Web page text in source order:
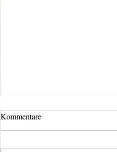
Kommentare